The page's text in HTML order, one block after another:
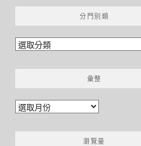
分門別類
分
別
彙整
彙
瀏覽量